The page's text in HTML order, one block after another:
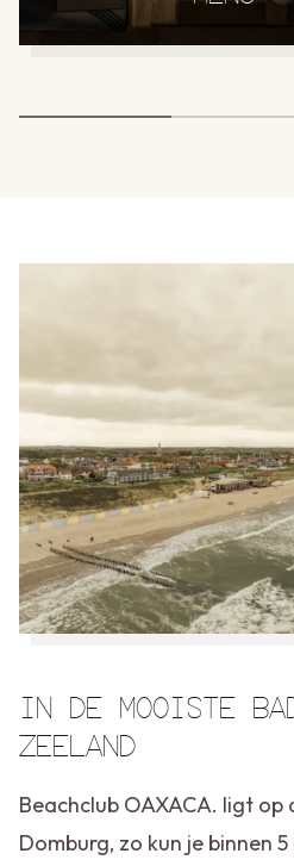
IN DE MOOISTE
ZEELAND
Beachclub OAXACA. ligt
Domburg, zo kun je binnen